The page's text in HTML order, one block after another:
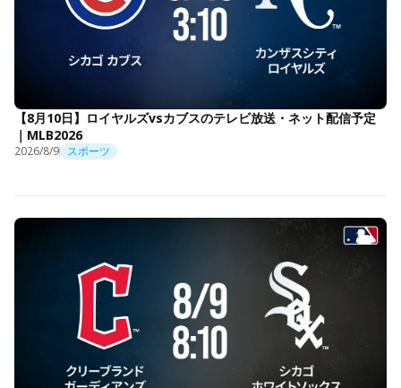
【8月10日】ロイヤルズvsカブスのテレビ放送・ネット配信予定
｜MLB2026
2026/8/9 スポーツ